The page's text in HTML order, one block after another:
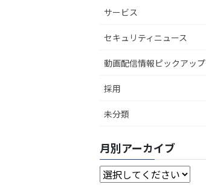
サービス
セキュリティニュース
動画配信情報ピックアップ
採用
未分類
月別アーカイブ